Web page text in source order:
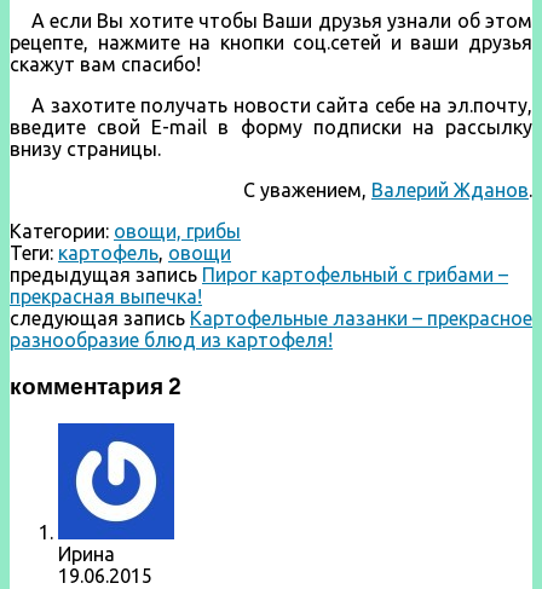
А если Вы хотите чтобы Ваши друзья узнали об этом
рецепте, нажмите на кнопки соц.сетей и ваши друзья
скажут вам спасибо!
А захотите получать новости сайта себе на эл.почту,
введите свой E-mail в форму подписки на рассылку
внизу страницы.
С уважением, Валерий Жданов.
Категории: овощи, грибы
Теги: картофель, овощи
предыдущая запись Пирог картофельный с грибами –
прекрасная выпечка!
следующая запись Картофельные лазанки – прекрасное
разнообразие блюд из картофеля!
комментария 2
Ирина
19.06.2015